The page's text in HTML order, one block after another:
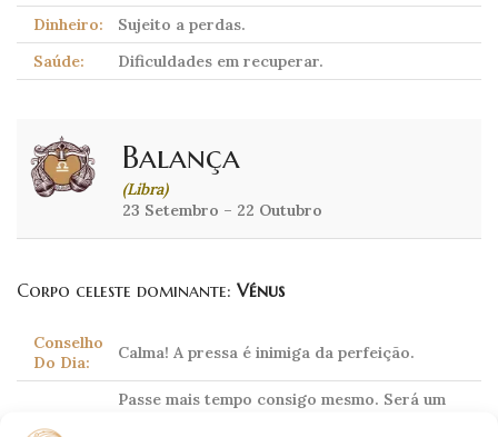
Dinheiro:
Sujeito a perdas.
Saúde:
Dificuldades em recuperar.
Balança
(Libra)
23 Setembro – 22 Outubro
Corpo celeste dominante: Vénus
Conselho
Do Dia:
Calma! A pressa é inimiga da perfeição.
Passe mais tempo consigo mesmo. Será um